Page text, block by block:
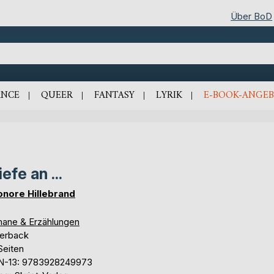
Über BoD
QUEER FANTASY LYRIK E-BOOK-
an ...
Hillebrand
& Erzählungen
13: 9783928249973